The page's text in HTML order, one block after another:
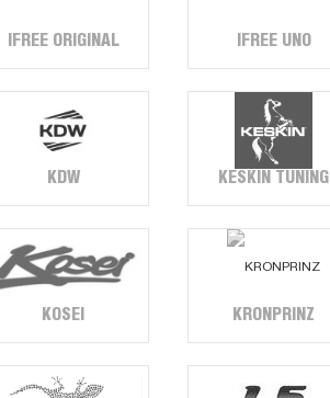
IFREE ORIGINAL IFREE UNO
KDW KESKIN TUNING
KOSEI KRONPRINZ